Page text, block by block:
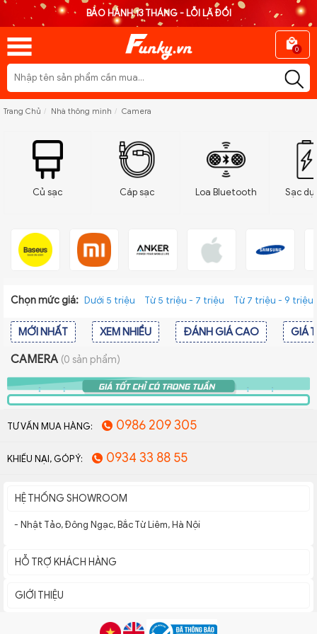
BẢO HÀNH 13 THÁNG - LỖI LÀ ĐỔI
0
Trang Chủ Nhà thông minh Camera
Củ sạc Cáp sạc Loa Bluetooth Sạc
Chọn mức giá: Dưới 5 triệu Từ 5 triệu - 7 triệu Từ 7 triệu - 9 triệu
MỚI NHẤT XEM NHIỀU ĐÁNH GIÁ CAO GIÁ
CAMERA (0 sản phẩm)
TƯ VẤN MUA HÀNG: 0986 209 305
KHIẾU NẠI, GÓP Ý: 0934 33 88 55
HỆ THỐNG SHOWROOM
- Nhật Tảo, Đông Ngạc, Bắc Từ Liêm, Hà Nội
HỖ TRỢ KHÁCH HÀNG
GIỚI THIỆU